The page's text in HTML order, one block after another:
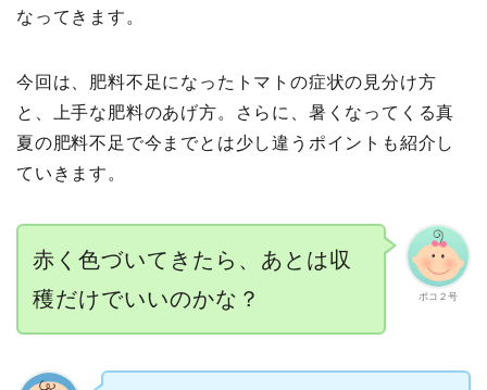
なってきます。
今回は、肥料不足になったトマトの症状の見分け方
と、上手な肥料のあげ方。さらに、暑くなってくる真
夏の肥料不足で今までとは少し違うポイントも紹介し
ていきます。
ポコ２号
赤く色づいてきたら、あとは収
穫だけでいいのかな？